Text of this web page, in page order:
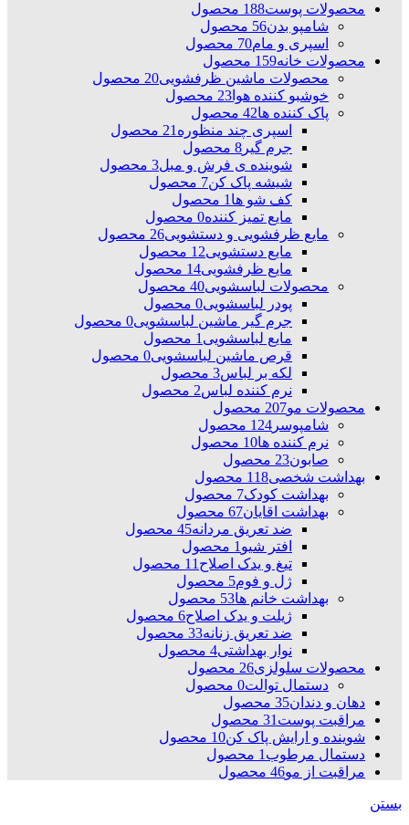
محصولات پوست188 محصول
شامپو بدن56 محصول
اسپری و مام70 محصول
محصولات خانه159 محصول
محصولات ماشین ظرفشویی20 محصول
خوشبو کننده هوا 23 محصول
پاک کننده ها42 محصول
اسپری چند منظوره21 محصول
جرم گیر 8 محصول
شوینده ی فرش و مبل3 محصول
شیشه پاک کن7 محصول
کف شو ها1 محصول
مایع تمیز کننده0 محصول
مایع ظرفشویی و دستشویی26 محصول
مایع دستشویی12 محصول
مایع ظرفشویی14 محصول
محصولات لباسشویی40 محصول
پودر لباسشویی0 محصول
جرم گیر ماشین لباسشویی0 محصول
مایع لباسشویی1 محصول
قرص ماشین لباسشویی0 محصول
لکه بر لباس3 محصول
نرم کننده لباس2 محصول
محصولات مو207 محصول
شامپوسر 124 محصول
نرم کننده ها10 محصول
صابون23 محصول
بهداشت شخصی118 محصول
بهداشت کودک7 محصول
بهداشت اقایان67 محصول
ضد تعریق مردانه45 محصول
افتر شیو1 محصول
تیغ و یدک اصلاح11 محصول
ژل و فوم5 محصول
بهداشت خانم ها53 محصول
ژیلت و یدک اصلاح6 محصول
ضد تعریق زنانه33 محصول
نوار بهداشتی4 محصول
محصولات سلولزی26 محصول
دستمال توالت0 محصول
دهان و دندان35 محصول
مراقبت پوست31 محصول
شوینده و ارایش پاک کن10 محصول
دستمال مرطوب1 محصول
مراقبت از مو46 محصول
بستن